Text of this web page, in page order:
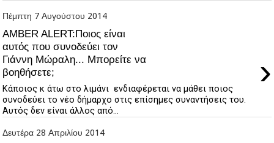
Πέμπτη 7 Αυγούστου 2014
AMBER ALERT:Ποιος είναι
αυτός που συνοδεύει τον
Γιάννη Μώραλη... Μπορείτε να
βοηθήσετε;
›
Κάποιος κ άτω στο λιμάνι ενδιαφέρεται να μάθει ποιος
συνοδεύει το νέο δήμαρχο στις επίσημες συναντήσεις του.
Αυτός δεν είναι άλλος από...
Δευτέρα 28 Απριλίου 2014